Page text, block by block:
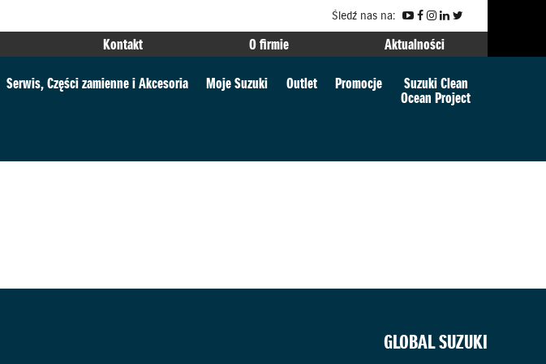
Śledź nas na:
Kontakt O firmie Aktualności
Serwis, Części zamienne i Akcesoria Moje Suzuki Outlet Promocje Suzuki Clean
Ocean Project
GLOBAL SUZUKI